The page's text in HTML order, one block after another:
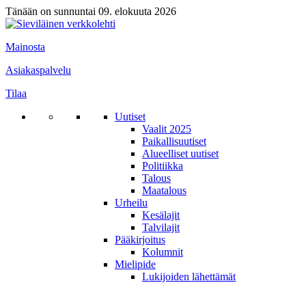
Tänään on sunnuntai 09. elokuuta 2026
Mainosta
Asiakaspalvelu
Tilaa
Uutiset
Vaalit 2025
Paikallisuutiset
Alueelliset uutiset
Politiikka
Talous
Maatalous
Urheilu
Kesälajit
Talvilajit
Pääkirjoitus
Kolumnit
Mielipide
Lukijoiden lähettämät